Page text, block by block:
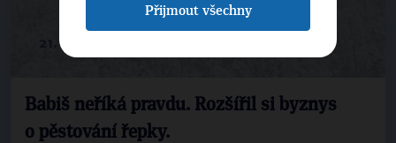
21. 5. 2019
Babiš neříká pravdu. Rozšířil si byznys
o pěstování řepky.
Přijmout všechny